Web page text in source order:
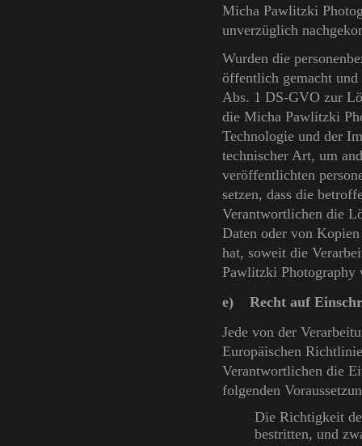
Micha Pawlitzki
unverzüglich
Wurden die
öffentlich gemacht
Abs. 1 DS-GVO zur
die Micha Pawlitzki
Technologie und der
technischer Art, um
veröffentlichten
setzen, dass die
Verantwortlichen die
Daten oder von
hat, soweit die
Pawlitzki Photography
e) Recht auf
Jede von der
Europäischen
Verantwortlichen die
folgenden
Die Richtigkeit
bestritten, und